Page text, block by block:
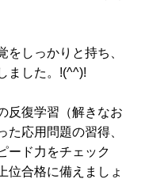
をしっかりと持ち、
ました。!(^^)!
反復学習（解きなお
た応用問題の習得、
ード力をチェック
位合格に備えましょ